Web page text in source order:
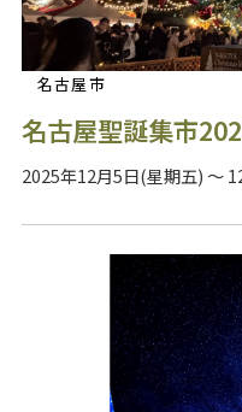
名古屋市
名古屋聖誕集市
2025年12月5日(星期五) ～